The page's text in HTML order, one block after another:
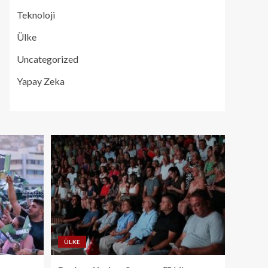
Teknoloji
Ülke
Uncategorized
Yapay Zeka
ÜLKE